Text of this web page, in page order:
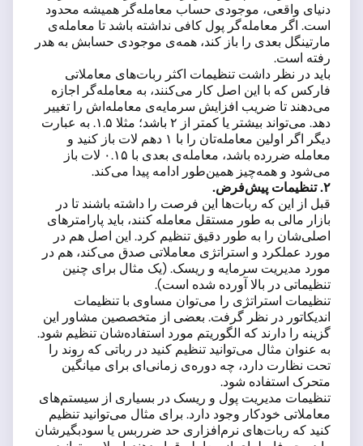
دنیای واقعی، موجودی حساب معامله‌گر همیشه محدود
است. اگر معامله‌گر پول کافی نداشته باشد تا معامله‌ی
مارتینگل بعدی را باز کند، همه‌ی موجودی حسابش به هدر
رفته است.
باید در نظر داشت تنظیمات اکثر ربات‌های معاملاتی
فارکس که با این اصل کار می‌کنند، به معامله‌گر اجازه
می‌دهند تا ضریب افزایش سرمایه‌ی معامله‌اش را تغییر
دهد. می‌تواند بیشتر یا کمتر از ۲ باشد؛ مثلا ۱.۵. به عبارت
دیگر اگر اولین معامله‌تان را با ۱ دهم لات باز کنید و
معامله ضررده باشد، معامله‌ی بعدی با ۰.۱۵ لات باز
می‌شود و همه‌چیز همین‌طور ادامه پیدا می‌کند.
۲. تنظیمات پیش‌فرض.
قبل از این که ربات‌ها این فرصت را داشته باشند تا در
بازار مالی به طور مستقل معامله کنند، باید پارامترهای
اصلی‌شان را به طور دقیق تنظیم کرد. این اصل هم در
مورد عملکرد و استراتژی معاملاتی صدق می‌کند، هم در
مورد مدیریت سرمایه و ریسک. (یک مثال برای چنین
تنظیماتی در بالا آورده شده است).
تنظیمات استراتژی را می‌توان مساوی با تنظیمات
اندیکاتور در نظر گرفت. بعضی از متخصصین مشاور این
گزینه را دارند که الگوریتم مورد استفاده‌شان تنظیم شود.
به عنوان مثال می‌توانید تنظیم کنید در رباتی که روند را
تحت نظارت دارد، چه دوره‌ی زمانی‌ای برای میانگین
متحرک استفاده شود.
تنظیمات مدیریت پول و ریسک در بسیاری از سیستم‌های
معاملاتی خودکار وجود دارد. برای مثال می‌توانید تنظیم
کنید که ربات‌های نرم‌افزاری حد ضرربس یا سودبگیرشان